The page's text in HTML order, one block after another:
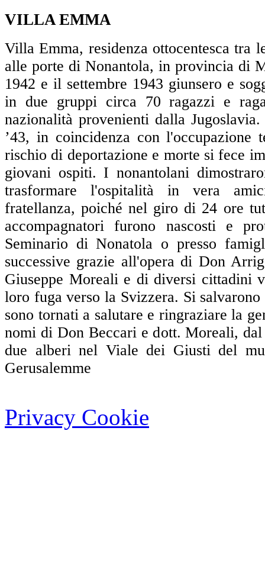
VILLA EMMA
Villa Emma, residenza ottocentesca tra
alle porte di Nonantola, in provincia di
1942 e il settembre 1943 giunsero e
in due gruppi circa 70 ragazzi e
nazionalità provenienti dalla
’43, in coincidenza con l'occupazione
rischio di deportazione e morte si fece
giovani ospiti. I nonantolani
trasformare l'ospitalità in vera
fratellanza, poiché nel giro di 24 ore
accompagnatori furono nascosti e
Seminario di Nonatola o presso
successive grazie all'opera di Don
Giuseppe Moreali e di diversi cittadini
loro fuga verso la Svizzera. Si
sono tornati a salutare e ringraziare la
nomi di Don Beccari e dott. Moreali, dal
due alberi nel Viale dei Giusti del
Gerusalemme
Privacy Cookie